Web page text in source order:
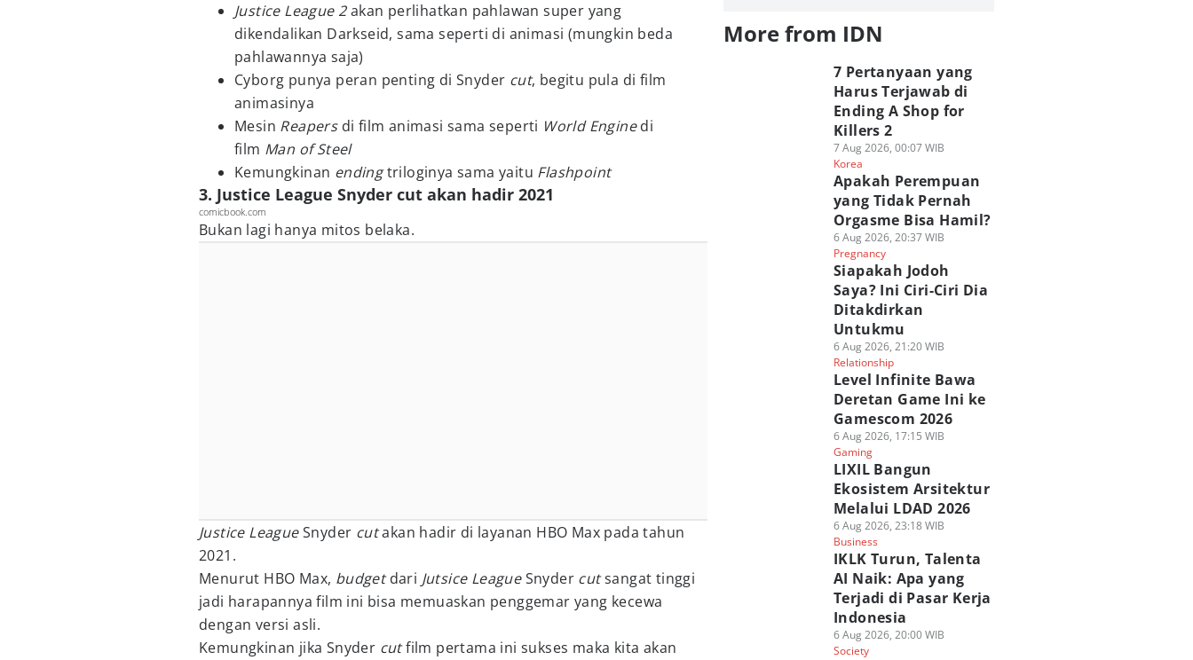
Justice League 2akan perlihatkan pahlawan super yang
dikendalikan Darkseid, sama seperti di animasi (mungkin beda
pahlawannya saja)
Cyborg punya peran penting di Snyder cut, begitu pula di film
animasinya
Mesin Reapers di film animasi sama seperti World Enginedi
film Man of Steel
Kemungkinan endingtriloginya sama yaitu Flashpoint
3. Justice League Snyder cut akan hadir 2021
comicbook.com
Bukan lagi hanya mitos belaka.
Justice LeagueSnyder cutakan hadir di layanan HBO Max pada tahun
2021.
Menurut HBO Max, budgetdari Jutsice LeagueSnyder cutsangat tinggi
jadi harapannya film ini bisa memuaskan penggemar yang kecewa
dengan versi asli.
Kemungkinan jika Snyder cutfilm pertama ini sukses maka kita akan
More from IDN
7 Pertanyaan yang
Harus Terjawab di
Ending A Shop for
Killers 2
7 Aug 2026, 00:07 WIB
Korea
Apakah Perempuan
yang Tidak Pernah
Orgasme Bisa Hamil?
6 Aug 2026, 20:37 WIB
Pregnancy
Siapakah Jodoh
Saya? Ini Ciri-Ciri Dia
Ditakdirkan
Untukmu
6 Aug 2026, 21:20 WIB
Relationship
Level Infinite Bawa
Deretan Game Ini ke
Gamescom 2026
6 Aug 2026, 17:15 WIB
Gaming
LIXIL Bangun
Ekosistem Arsitektur
Melalui LDAD 2026
6 Aug 2026, 23:18 WIB
Business
IKLK Turun, Talenta
AI Naik: Apa yang
Terjadi di Pasar Kerja
Indonesia
6 Aug 2026, 20:00 WIB
Society